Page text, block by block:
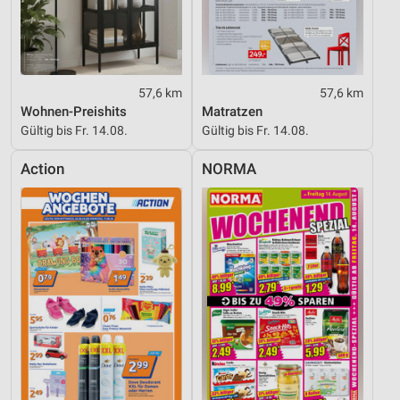
57,6 km
Wohnen-Preishits
Gültig bis Fr. 14.08.
57,6 km
Matratzen
Gültig bis Fr. 14.08.
Action NORMA
Geräte anhand von aktiv angeforderten
Informationen identifizieren
Nicht-IAB-Verarbeitungszwecke:
Notwendig
Performance
Funktional
Werbung